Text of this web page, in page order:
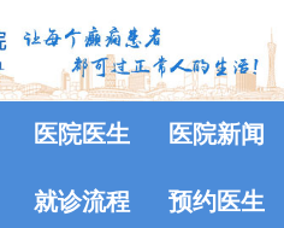
医院医生 医院新闻
就诊流程 预约医生